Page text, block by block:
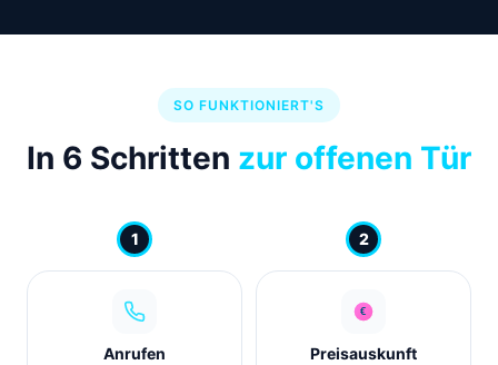
SO FUNKTIONIERT'S
In 6 Schritten zur offenen Tür
1
Anrufen
2
Preisauskunft